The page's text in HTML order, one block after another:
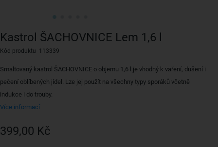
Kastrol ŠACHOVNICE Lem 1,6 l
Kód produktu 113339
Smaltovaný kastrol ŠACHOVNICE o objemu 1,6 l je vhodný k vaření, dušení i
pečení oblíbených jídel. Lze jej použít na všechny typy sporáků včetně
indukce i do trouby.
Více informací
399,00 Kč